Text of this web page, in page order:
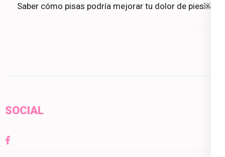
Saber cómo pisas podría mejorar tu dolor de pies￼
SOCIAL